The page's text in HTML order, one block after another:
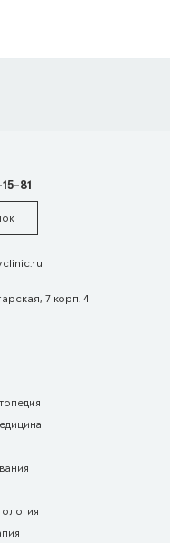
81
7 корп. 4